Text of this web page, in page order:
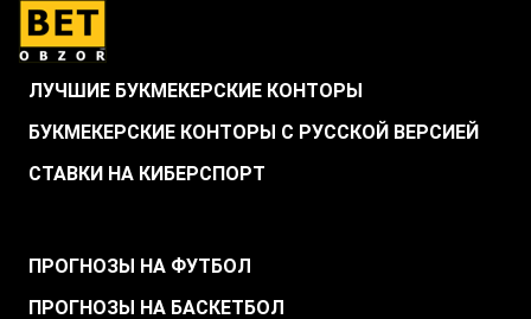
ЛУЧШИЕ БУКМЕКЕРСКИЕ КОНТОРЫ
БУКМЕКЕРСКИЕ КОНТОРЫ С РУССКОЙ ВЕРСИЕЙ
СТАВКИ НА КИБЕРСПОРТ
ПРОГНОЗЫ НА ФУТБОЛ
ПРОГНОЗЫ НА БАСКЕТБОЛ